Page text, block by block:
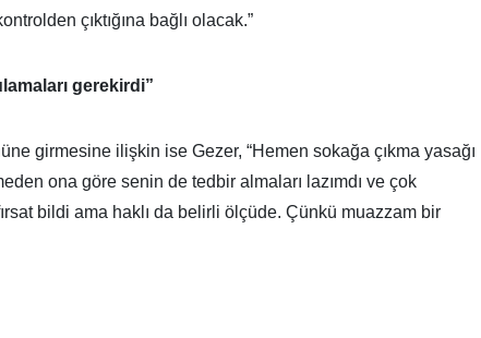
çıktığına bağlı olacak.”
gerekirdi”
girmesine ilişkin ise Gezer, “Hemen sokağa çıkma yasağı
ona göre senin de tedbir almaları lazımdı ve çok
bildi ama haklı da belirli ölçüde. Çünkü muazzam bir